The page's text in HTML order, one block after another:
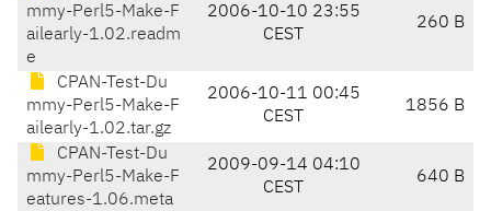
mmy-Perl5-Make-F
ailearly-1.02.readm
e
2006-10-10 23:55
CEST
260 B
CPAN-Test-Du
mmy-Perl5-Make-F
ailearly-1.02.tar.gz
2006-10-11 00:45
CEST
1856 B
CPAN-Test-Du
mmy-Perl5-Make-F
eatures-1.06.meta
2009-09-14 04:10
CEST
640 B